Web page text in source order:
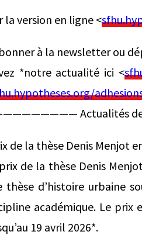
la version en ligne <
à la newsletter ou
*notre actualité ici <
Actualités de
de la thèse Denis Menjot
de la thèse Denis
thèse d’histoire urbaine
académique. Le prix
19 avril 2026*.